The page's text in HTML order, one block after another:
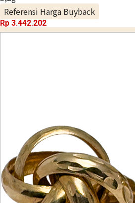
Referensi Harga Buyback
Rp 3.442.202